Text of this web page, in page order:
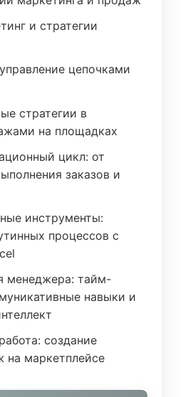
и стратегии
цепочками
стратегии в
на площадках
цикл: от
заказов и
инструменты:
процессов с
менеджера: тайм-
навыки и
создание
на маркетплейсе